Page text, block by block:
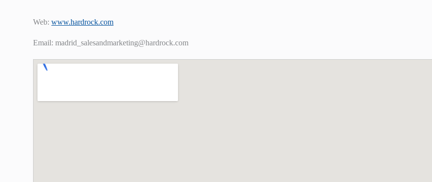
Web:www.hardrock.com
Email:madrid_salesandmarketing@hardrock.com